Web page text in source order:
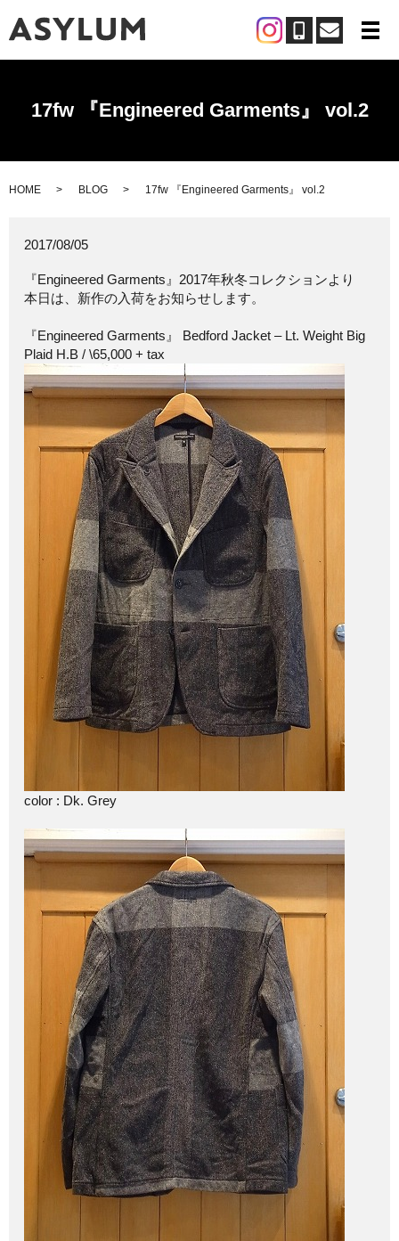
メ
17fw 『Engineered Garments』 vol.2
HOME BLOG 17fw 『Engineered Garments』 vol.2
2017/08/05
『Engineered Garments』2017年秋冬コレクションより
本日は、新作の入荷をお知らせします。
『Engineered Garments』 Bedford Jacket – Lt. Weight Big
Plaid H.B / \65,000 + tax
color : Dk. Grey